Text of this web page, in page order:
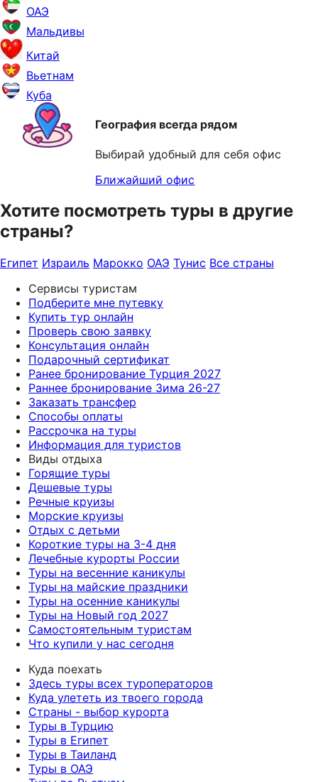
ОАЭ
Мальдивы
Китай
Вьетнам
Куба
География всегда рядом
Выбирай удобный для себя офис
Ближайший офис
Хотите посмотреть туры в другие
страны?
Египет Израиль Марокко ОАЭ Тунис Все страны
Сервисы туристам
Подберите мне путевку
Купить тур онлайн
Проверь свою заявку
Консультация онлайн
Подарочный сертификат
Ранее бронирование Турция 2027
Раннее бронирование Зима 26-27
Заказать трансфер
Способы оплаты
Рассрочка на туры
Информация для туристов
Виды отдыха
Горящие туры
Дешевые туры
Речные круизы
Морские круизы
Отдых с детьми
Короткие туры на 3-4 дня
Лечебные курорты России
Туры на весенние каникулы
Туры на майские праздники
Туры на осенние каникулы
Туры на Новый год 2027
Самостоятельным туристам
Что купили у нас сегодня
Куда поехать
Здесь туры всех туроператоров
Куда улететь из твоего города
Страны - выбор курорта
Туры в Турцию
Туры в Египет
Туры в Таиланд
Туры в ОАЭ